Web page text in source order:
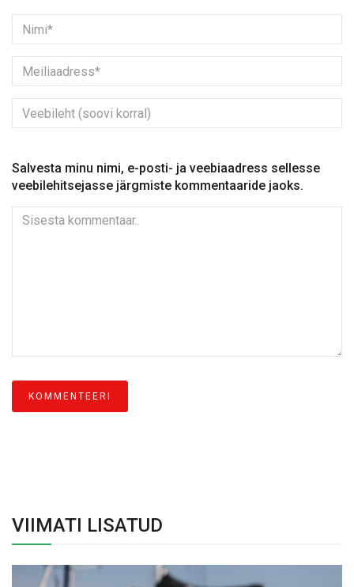
Salvesta minu nimi, e-posti- ja veebiaadress sellesse
veebilehitsejasse järgmiste kommentaaride jaoks.
VIIMATI LISATUD